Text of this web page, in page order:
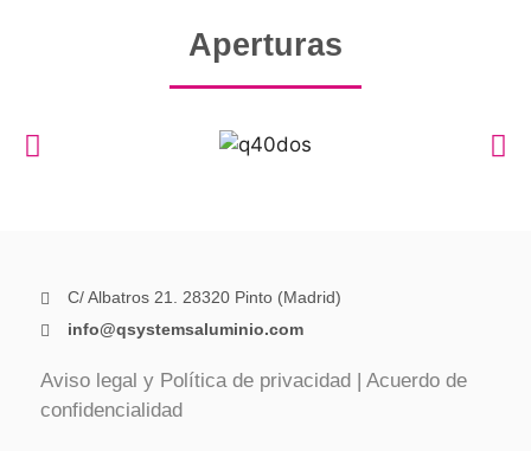
Aperturas
C/ Albatros 21. 28320 Pinto (Madrid)
info@qsystemsaluminio.com
Aviso legal y Política de privacidad
Acuerdo de
confidencialidad